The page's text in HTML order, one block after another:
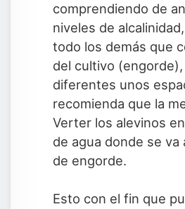
comprendiendo de
niveles de
todo los demás que
del cultivo
diferentes unos
recomienda que la
Verter los alevinos
de agua donde se va
de engorde.
Esto con el fin que